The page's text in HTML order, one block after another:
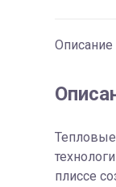
Описание
плиссе